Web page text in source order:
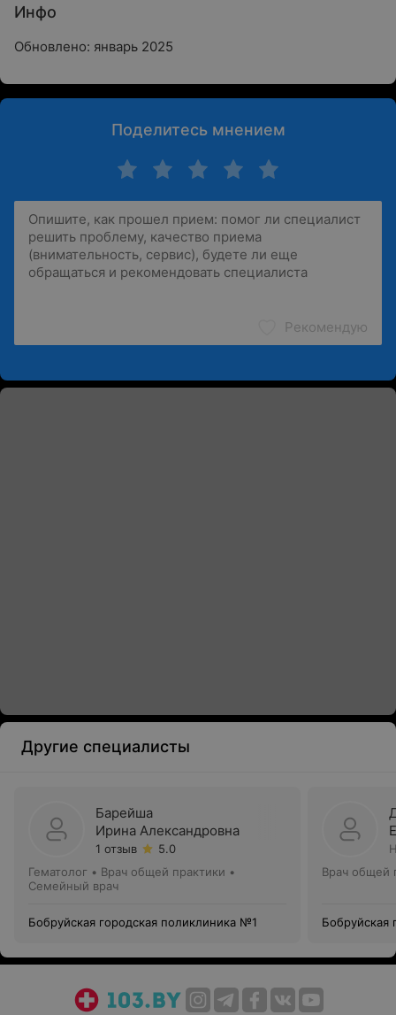
Инфо
Обновлено: январь 2025
Поделитесь мнением
Рекомендую
Другие специалисты
Барейша
Ирина Александровна
1 отзыв
5.0
Гематолог • Врач общей практики •
Семейный врач
Бобруйская городская поликлиника №1
Врач общей
Бобруйская